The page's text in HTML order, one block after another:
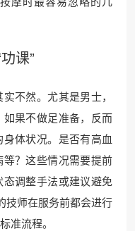
课”
不然。尤其是男士，
果不做足准备，反而
体状况。是否有高血
？这些情况需要提前
调整手法或建议避免
技师在服务前都会进行
准流程。